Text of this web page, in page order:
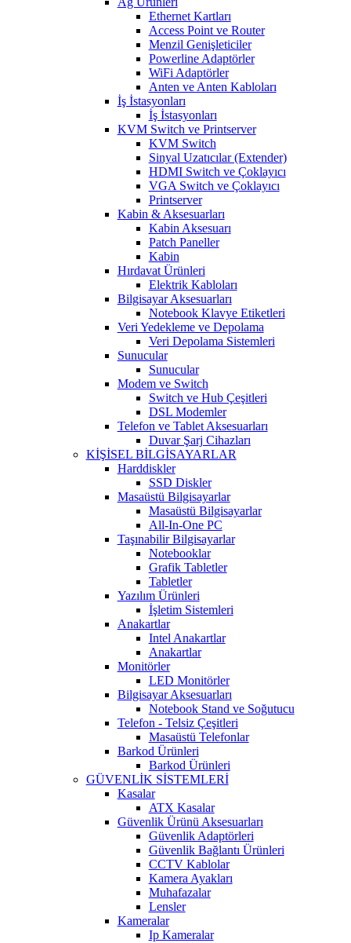
Ethernet Kartları
Access Point ve Router
Menzil Genişleticiler
Powerline Adaptörler
WiFi Adaptörler
Anten ve Anten Kabloları
İş İstasyonları
İş İstasyonları
KVM Switch ve Printserver
KVM Switch
Sinyal Uzatıcılar (Extender)
HDMI Switch ve Çoklayıcı
VGA Switch ve Çoklayıcı
Printserver
Kabin & Aksesuarları
Kabin Aksesuarı
Patch Paneller
Kabin
Hırdavat Ürünleri
Elektrik Kabloları
Bilgisayar Aksesuarları
Notebook Klavye Etiketleri
Veri Yedekleme ve Depolama
Veri Depolama Sistemleri
Sunucular
Sunucular
Modem ve Switch
Switch ve Hub Çeşitleri
DSL Modemler
Telefon ve Tablet Aksesuarları
Duvar Şarj Cihazları
KİŞİSEL BİLGİSAYARLAR
Harddiskler
SSD Diskler
Masaüstü Bilgisayarlar
Masaüstü Bilgisayarlar
All-In-One PC
Taşınabilir Bilgisayarlar
Notebooklar
Grafik Tabletler
Tabletler
Yazılım Ürünleri
İşletim Sistemleri
Anakartlar
Intel Anakartlar
Anakartlar
Monitörler
LED Monitörler
Bilgisayar Aksesuarları
Notebook Stand ve Soğutucu
Telefon - Telsiz Çeşitleri
Masaüstü Telefonlar
Barkod Ürünleri
Barkod Ürünleri
GÜVENLİK SİSTEMLERİ
Kasalar
ATX Kasalar
Güvenlik Ürünü Aksesuarları
Güvenlik Adaptörleri
Güvenlik Bağlantı Ürünleri
CCTV Kablolar
Kamera Ayakları
Muhafazalar
Lensler
Kameralar
Ip Kameralar